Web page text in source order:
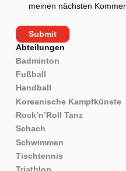
meinen nächsten
Abteilungen
Badminton
Fußball
Handball
Koreanische Kampfkünste
Rock’n’Roll Tanz
Schach
Schwimmen
Tischtennis